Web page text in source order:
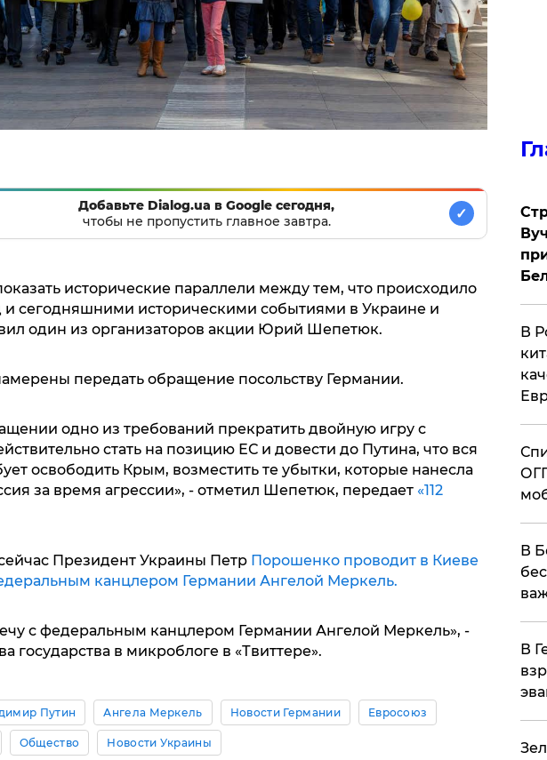
Добавьте Dialog.ua в Google сегодня,
чтобы не пропустить главное завтра.
✓
исторические параллели между тем, что происходило
и сегодняшними историческими событиями в Украине и
один из организаторов акции Юрий Шепетюк.
передать обращение посольству Германии.
одно из требований прекратить двойную игру с
стать на позицию ЕС и довести до Путина, что вся
освободить Крым, возместить те убытки, которые нанесла
за время агрессии», - отметил Шепетюк, передает «112
Президент Украины Петр Порошенко проводит в Киеве
канцлером Германии Ангелой Меркель.
с федеральным канцлером Германии Ангелой Меркель», -
государства в микроблоге в «Твиттере».
Путин Ангела Меркель Новости Германии Евросоюз
Общество Новости Украины
В
В
В